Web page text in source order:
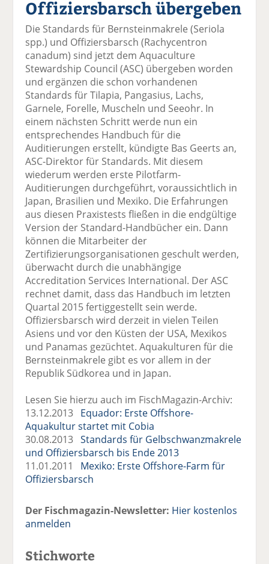
el
a
uf
F
ac
e
b
o
o
k
il
e
el
t
wi
tt
n
el
a
uf
k
n
e
el
p
er
ai
d
el
D
n
Offiziersbarsch übergeben
Die Standards für Bernsteinmakrele (Seriola
spp.) und Offiziersbarsch (Rachycentron
canadum) sind jetzt dem Aquaculture
Stewardship Council (ASC) übergeben worden
und ergänzen die schon vorhandenen
Standards für Tilapia, Pangasius, Lachs,
Garnele, Forelle, Muscheln und Seeohr. In
einem nächsten Schritt werde nun ein
entsprechendes Handbuch für die
Auditierungen erstellt, kündigte Bas Geerts an,
ASC-Direktor für Standards. Mit diesem
wiederum werden erste Pilotfarm-
Auditierungen durchgeführt, voraussichtlich in
Japan, Brasilien und Mexiko. Die Erfahrungen
aus diesen Praxistests fließen in die endgültige
Version der Standard-Handbücher ein. Dann
können die Mitarbeiter der
Zertifizierungsorganisationen geschult werden,
überwacht durch die unabhängige
Accreditation Services International. Der ASC
rechnet damit, dass das Handbuch im letzten
Quartal 2015 fertiggestellt sein werde.
Offiziersbarsch wird derzeit in vielen Teilen
Asiens und vor den Küsten der USA, Mexikos
und Panamas gezüchtet. Aquakulturen für die
Bernsteinmakrele gibt es vor allem in der
Republik Südkorea und in Japan.
Lesen Sie hierzu auch im FischMagazin-Archiv:
13.12.2013 Equador: Erste Offshore-
Aquakultur startet mit Cobia
30.08.2013Standards für Gelbschwanzmakrele
und Offiziersbarsch bis Ende 2013
11.01.2011 Mexiko: Erste Offshore-Farm für
Offiziersbarsch
Der Fischmagazin-Newsletter: Hier kostenlos
anmelden
Stichworte